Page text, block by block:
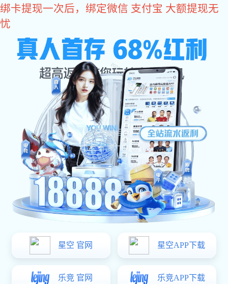
xk星空体育
xk星空体育> 方案>
谷歌竞价排名机制，也被称为Google AdWords或Google
Ads，是谷歌为广告主提供的一种广告竞拍服务。它是一种基于
关键词竞价的广告服务，允许广告主通过竞价在谷歌搜索结果页
面上展示他们的广告。
关键词选择：广告主首先选择与他们的产品或服务相关的关
键词。这些关键词代表了用户在搜索引擎中输入的词语，用于触
发广告的展示。